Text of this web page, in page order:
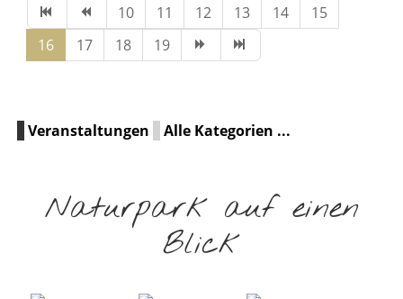
10 11 12 13 14
15
16
17 18 19
Veranstaltungen Alle Kategorien ...
Naturpark auf einen
Blick